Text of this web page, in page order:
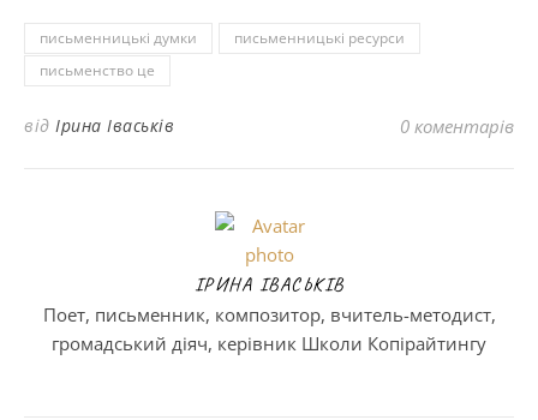
письменницькі думки
письменницькі ресурси
письменство це
від Ірина Іваськів 0 коментарів
ІРИНА ІВАСЬКІВ
Поет, письменник, композитор, вчитель-методист,
громадський діяч, керівник Школи Копірайтингу